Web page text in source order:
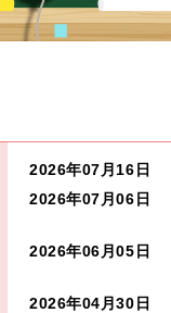
2026年07月16日
2026年07月06日
2026年06月05日
2026年04月30日